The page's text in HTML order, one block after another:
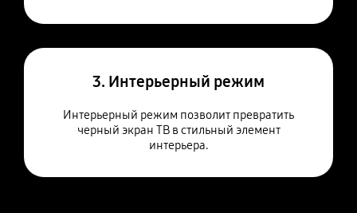
3. Интерьерный режим
Интерьерный режим позволит превратить
черный экран ТВ в стильный элемент
интерьера.